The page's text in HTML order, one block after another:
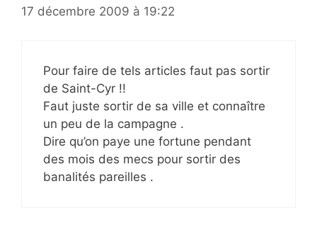
17 décembre 2009 à 19:22
Pour faire de tels articles faut pas sortir
de Saint-Cyr !!
Faut juste sortir de sa ville et connaître
un peu de la campagne .
Dire qu’on paye une fortune pendant
des mois des mecs pour sortir des
banalités pareilles .